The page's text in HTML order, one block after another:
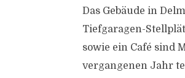
Das Gebäude in
Tiefgaragen-
sowie ein Café sind
vergangenen Jahr